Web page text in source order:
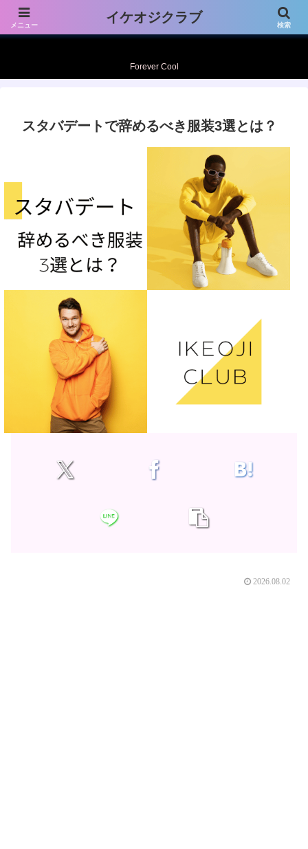
Forever Cool
プライバシーポリシー免責事項 お問い合わせフォーム
プロフィール
スタバデートで辞めるべき服装3選とは？
2026.08.02
メニュー
イケオジクラブ
検索